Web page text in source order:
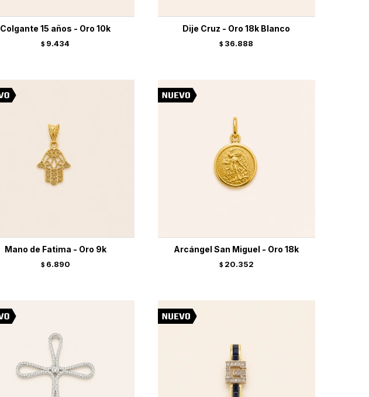
Colgante 15 años - Oro 10k
$ 9.434
Dije Cruz - Oro 18k Blanco
$ 36.888
Mano de Fatima - Oro 9k
$ 6.890
Arcángel San Miguel - Oro 18k
$ 20.352